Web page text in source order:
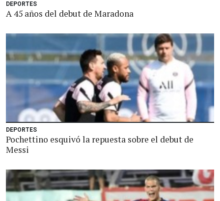
DEPORTES
A 45 años del debut de Maradona
DEPORTES
Pochettino esquivó la repuesta sobre el debut de
Messi